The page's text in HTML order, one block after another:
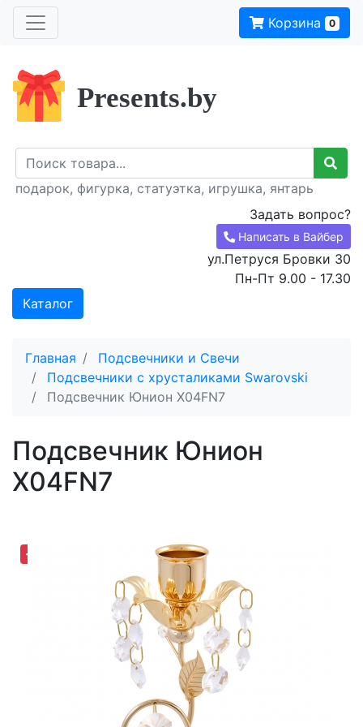
Корзина 0
Presents.by
подарок, фигурка, статуэтка, игрушка, янтарь
Задать вопрос?
Написать в Вайбер
ул.Петруся Бровки 30
Пн-Пт 9.00 - 17.30
Каталог
Главная
Подсвечники и Свечи
Подсвечники с хрусталиками Swarovski
Подсвечник Юнион X04FN7
Подсвечник Юнион
X04FN7
-30,65%